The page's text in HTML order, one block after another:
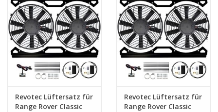
Revotec Lüftersatz für
Range Rover Classic
Revotec Lüftersatz für
Range Rover Classic